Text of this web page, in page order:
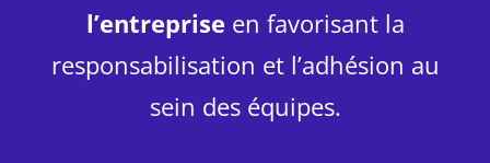
l’entreprise en favorisant la
responsabilisation et l’adhésion au
sein des équipes.